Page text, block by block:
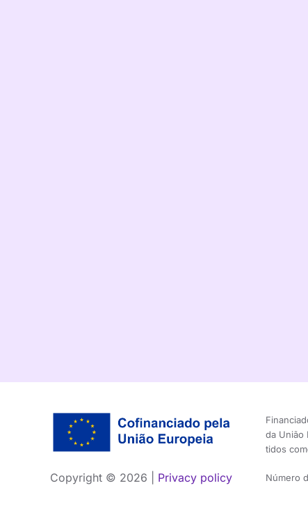
Copyright © 2026 | Privacy policy
da União
tidos
Número